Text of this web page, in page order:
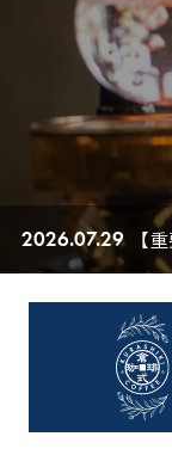
2026.07.29 【